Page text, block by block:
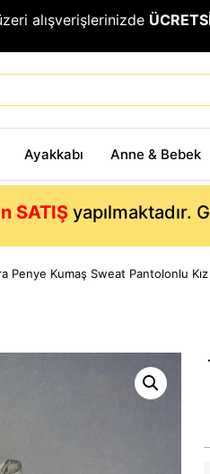
alışverişlerinizde
Ayakkabı Anne & Bebek
SATIŞyapılmaktadır.
Kumaş Sweat Pantolonlu Kız